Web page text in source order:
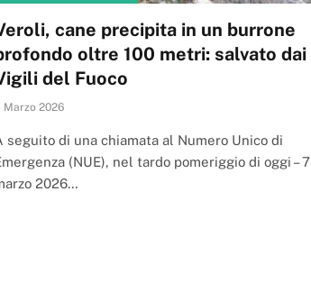
cane precipita in un burrone
oltre 100 metri: salvato dai
del Fuoco
Marzo 2026
seguito di una chiamata al Numero Unico di
(NUE), nel tardo pomeriggio di oggi – 7
2026…